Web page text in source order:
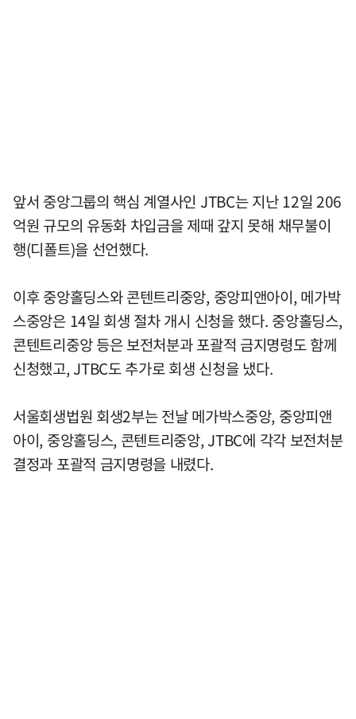
앞서 중앙그룹의 핵심 계열사인 JTBC는 지난 12일 206
억원 규모의 유동화 차입금을 제때 갚지 못해 채무불이
행(디폴트)을 선언했다.
이후 중앙홀딩스와 콘텐트리중앙, 중앙피앤아이, 메가박
스중앙은 14일 회생 절차 개시 신청을 했다. 중앙홀딩스,
콘텐트리중앙 등은 보전처분과 포괄적 금지명령도 함께
신청했고, JTBC도 추가로 회생 신청을 냈다.
서울회생법원 회생2부는 전날 메가박스중앙, 중앙피앤
아이, 중앙홀딩스, 콘텐트리중앙, JTBC에 각각 보전처분
결정과 포괄적 금지명령을 내렸다.